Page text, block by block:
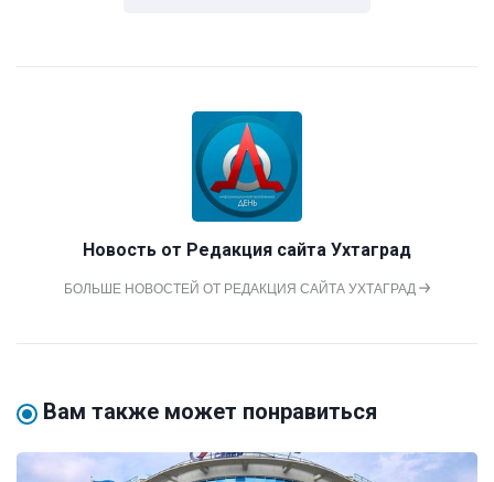
Новость от Редакция сайта Ухтаград
БОЛЬШЕ НОВОСТЕЙ ОТ РЕДАКЦИЯ САЙТА УХТАГРАД
Вам также может понравиться